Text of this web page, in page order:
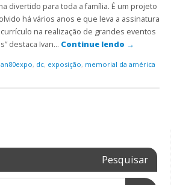
divertido para toda a família. É um projeto
há vários anos e que leva a assinatura
na realização de grandes eventos
destaca Ivan… Continue lendo →
, dc, exposição, memorial da américa
Pesquisar